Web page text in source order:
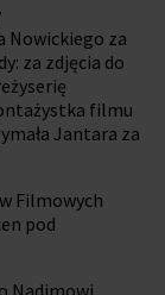
Nowickiego za
za zdjęcia do
filmu
Jantara za
Filmowych
pod
Nadimowi